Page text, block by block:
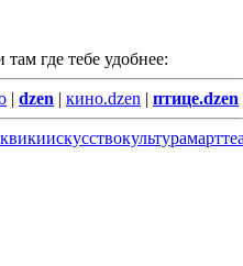
где тебе удобнее:
| dzen | кино.dzen | птице.dzen
викиискусствокультурамарт